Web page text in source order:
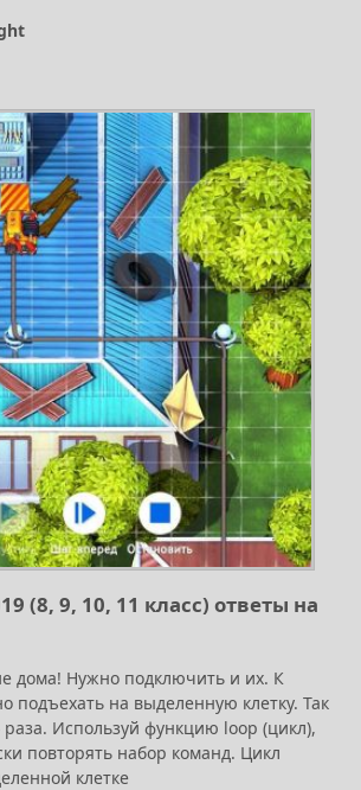
(8, 9, 10, 11 класс) ответы на
дома! Нужно подключить и их. К
подъехать на выделенную клетку. Так
Используй функцию loop (цикл),
повторять набор команд. Цикл
клетке